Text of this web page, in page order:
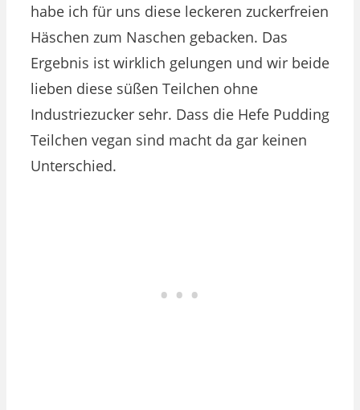
habe ich für uns diese leckeren zuckerfreien
Häschen zum Naschen gebacken. Das
Ergebnis ist wirklich gelungen und wir beide
lieben diese süßen Teilchen ohne
Industriezucker sehr. Dass die Hefe Pudding
Teilchen vegan sind macht da gar keinen
Unterschied.